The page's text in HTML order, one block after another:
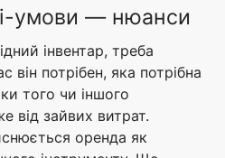
умови — нюанси
інвентар, треба
він потрібен, яка потрібна
того чи іншого
від зайвих витрат.
оренда як